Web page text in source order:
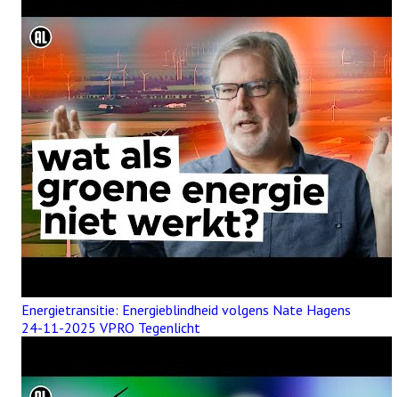
Energietransitie: Energieblindheid volgens Nate Hagens
24-11-2025 VPRO Tegenlicht